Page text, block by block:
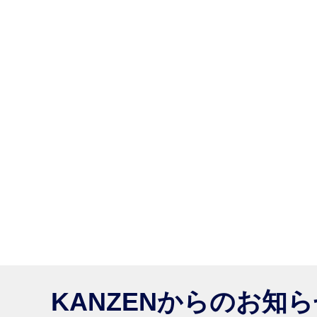
KANZENからのお知